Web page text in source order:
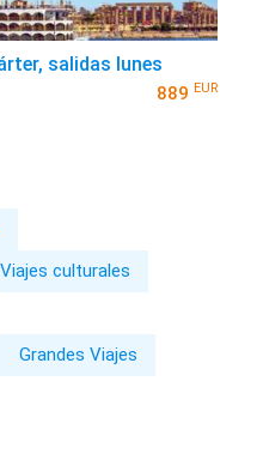
salidas lunes
889 EUR
Viajes culturales
Grandes Viajes